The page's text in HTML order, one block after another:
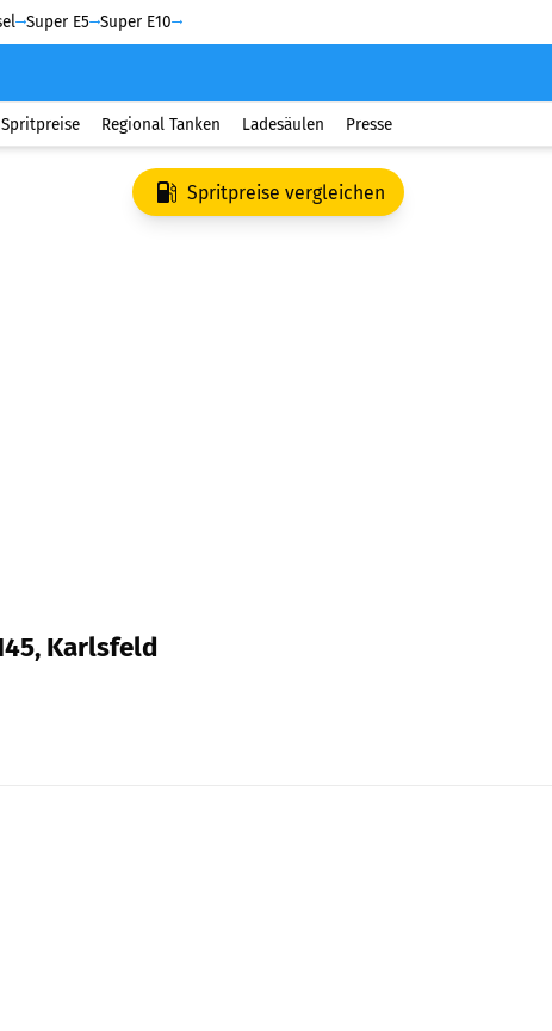
Super E5 Super E10
Regional Tanken Ladesäulen Presse
Spritpreise vergleichen
Karlsfeld